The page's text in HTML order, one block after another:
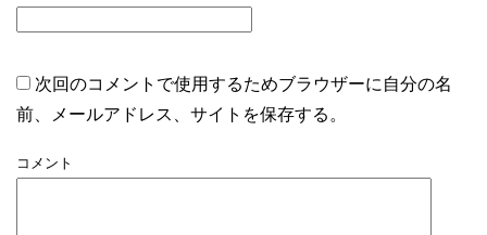
次回のコメントで使用するためブラウザーに自分の名
前、メールアドレス、サイトを保存する。
コメント